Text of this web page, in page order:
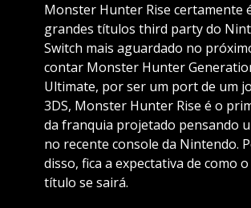
Monster Hunter Rise certamente
grandes títulos third party do
Switch mais aguardado no
contar Monster Hunter
Ultimate, por ser um port de um
3DS, Monster Hunter Rise é o
da franquia projetado pensando
no recente console da Nintendo.
disso, fica a expectativa de como
título se sairá.